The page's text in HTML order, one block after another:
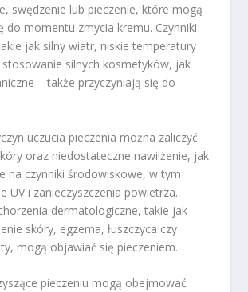
swędzenie lub pieczenie, które mogą
do momentu zmycia kremu. Czynniki
jak silny wiatr, niskie temperatury
stosowanie silnych kosmetyków, jak
– także przyczyniają się do
uczucia pieczenia można zaliczyć
oraz niedostateczne nawilżenie, jak
na czynniki środowiskowe, w tym
UV i zanieczyszczenia powietrza.
dermatologiczne, takie jak
skóry, egzema, łuszczyca czy
mogą objawiać się pieczeniem.
pieczeniu mogą obejmować